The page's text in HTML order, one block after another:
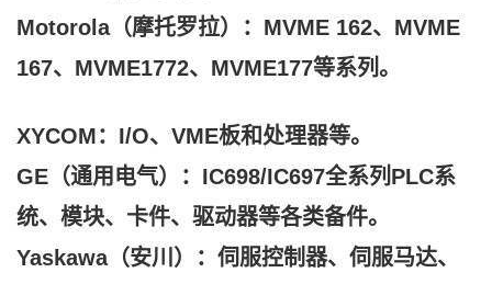
Motorola（摩托罗拉）：MVME 162、MVME
167、MVME1772、MVME177等系列。
XYCOM：I/O、VME板和处理器等。
GE（通用电气）：IC698/IC697全系列PLC系
统、模块、卡件、驱动器等各类备件。
Yaskawa（安川）：伺服控制器、伺服马达、